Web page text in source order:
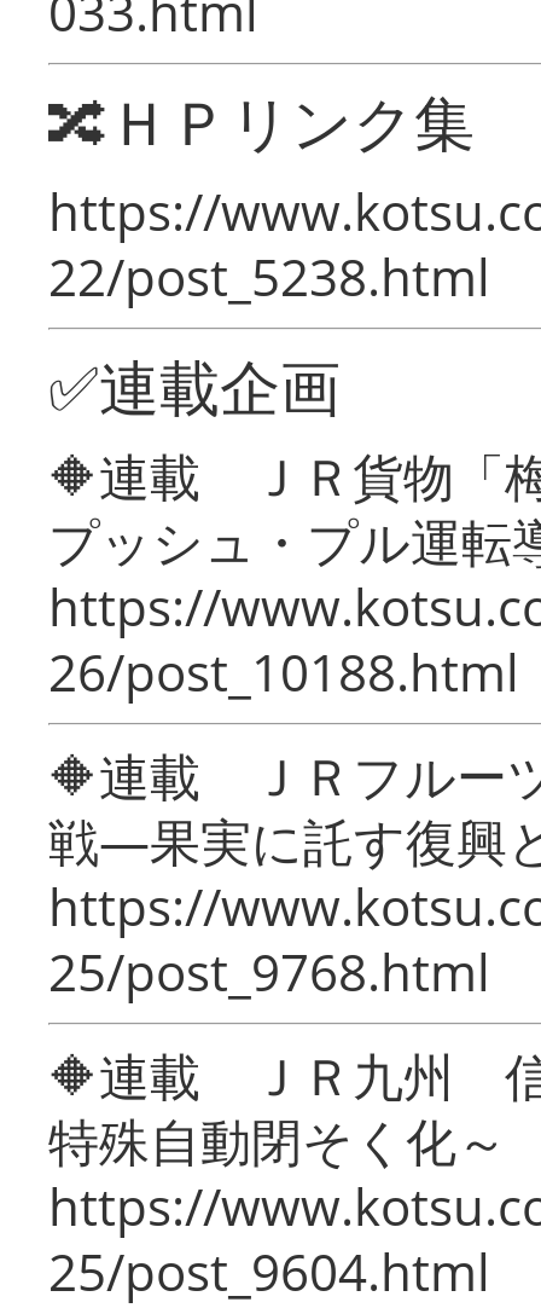
🔀ＨＰリンク集
https://
22/post_5238.html
✅連載企画
🔶連載 ＪＲ貨物「
プッシュ・プル運転
https://
26/post_10188.html
🔶連載 ＪＲフルー
戦―果実に託す復興
https://
25/post_9768.html
🔶連載 ＪＲ九州 信
特殊自動閉そく化～
https://
25/post_9604.html